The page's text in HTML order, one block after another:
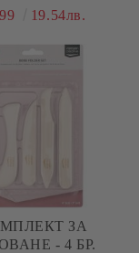
19.54лв.
ЗА
- 4 БР.